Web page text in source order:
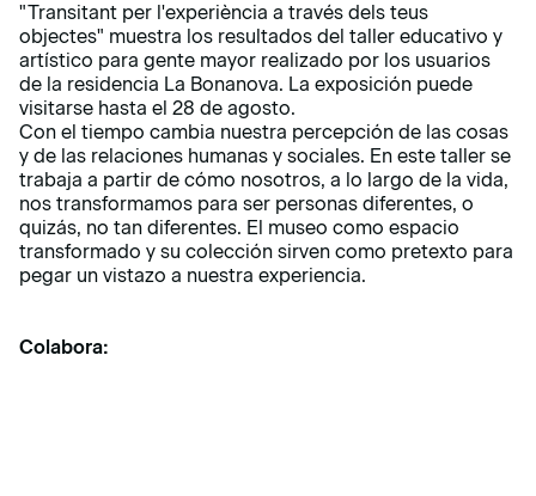
"Transitant per l'experiència a través dels teus
objectes" muestra los resultados del taller educativo y
artístico para gente mayor realizado por los usuarios
de la residencia La Bonanova. La exposición puede
visitarse hasta el 28 de agosto.
Con el tiempo cambia nuestra percepción de las cosas
y de las relaciones humanas y sociales. En este taller se
trabaja a partir de cómo nosotros, a lo largo de la vida,
nos transformamos para ser personas diferentes, o
quizás, no tan diferentes. El museo como espacio
transformado y su colección sirven como pretexto para
pegar un vistazo a nuestra experiencia.
Colabora: